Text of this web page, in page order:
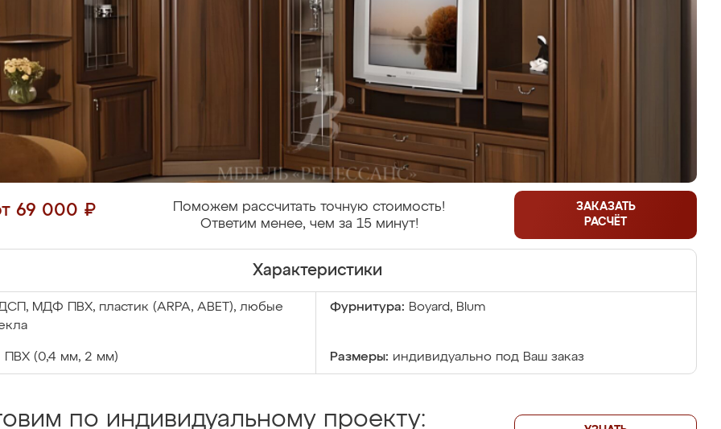
69 000 ₽
Поможем рассчитать точную стоимость!
Ответим менее, чем за 15 минут!
ЗАКАЗАТЬ
РАСЧЁТ
Характеристики
МДФ ПВХ, пластик (ARPA, ABET), любые
Фурнитура: Boyard, Blum
ПВХ (0,4 мм, 2 мм) Размеры: индивидуально под Ваш заказ
по индивидуальному проекту: